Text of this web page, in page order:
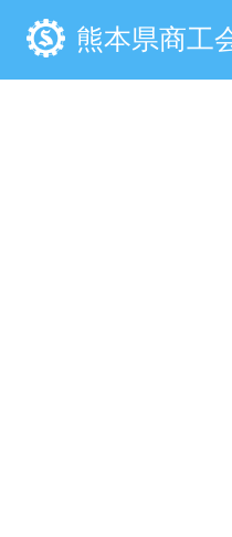
熊本県商工